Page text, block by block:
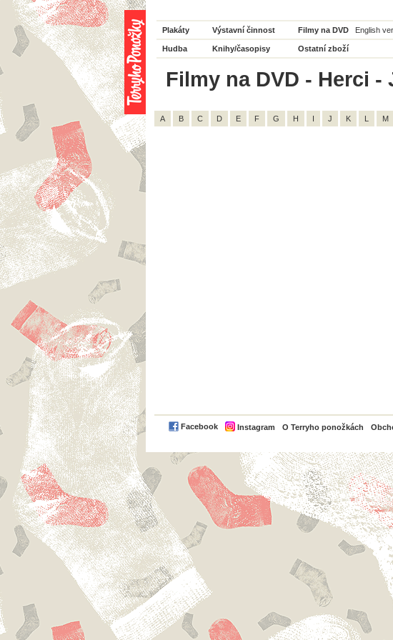
Plakáty Výstavní činnost Filmy na DVD English
Hudba Knihy/časopisy Ostatní zboží
Filmy na DVD - Herci
A B C D E F G H I J K L M
Facebook Instagram O Terryho ponožkách PayPal